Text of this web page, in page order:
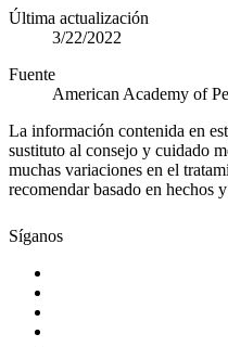
Última actualización
3/22/2022
Fuente
American Academy of
La información contenida en
sustituto al consejo y cuidado
muchas variaciones en el
recomendar basado en hechos
Síganos